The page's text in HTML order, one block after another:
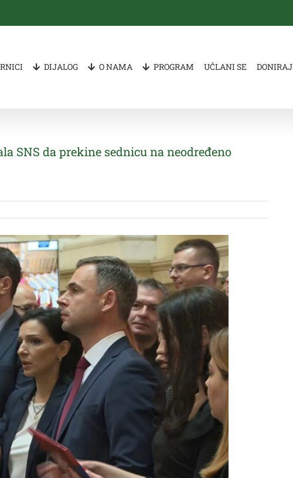
DIJALOG O NAMA PROGRAM UČLANI SE DONIRAJ
SNS da prekine sednicu na neodređeno